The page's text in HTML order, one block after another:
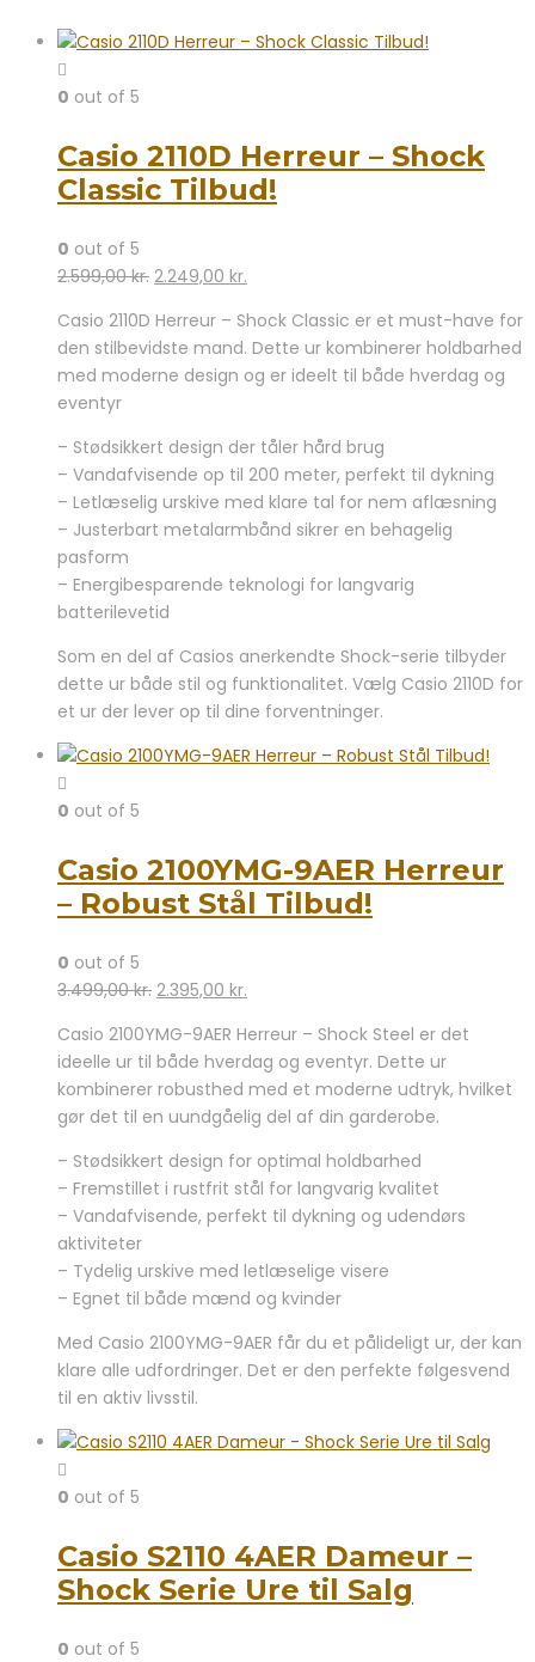
0 out of 5
Casio 2110D Herreur – Shock
Classic Tilbud!
0 out of 5
2.599,00kr. Den
pris
var:
2.599,00 kr..
2.249,00 kr.
pris
er:
2.249,00 kr..
Casio 2110D Herreur – Shock Classic er et must-have for
den stilbevidste mand. Dette ur kombinerer holdbarhed
med moderne design og er ideelt til både hverdag og
eventyr
– Stødsikkert design der tåler hård brug
– Vandafvisende op til 200 meter, perfekt til dykning
– Letlæselig urskive med klare tal for nem aflæsning
– Justerbart metalarmbånd sikrer en behagelig
pasform
– Energibesparende teknologi for langvarig
batterilevetid
Som en del af Casios anerkendte Shock-serie tilbyder
dette ur både stil og funktionalitet. Vælg Casio 2110D for
et ur der lever op til dine forventninger.
0 out of 5
Casio 2100YMG-9AER Herreur
– Robust Stål Tilbud!
0 out of 5
3.499,00kr. Den
pris
var:
3.499,00 kr..
2.395,00 kr.
pris
er:
2.395,00 kr..
Casio 2100YMG-9AER Herreur – Shock Steel er det
ideelle ur til både hverdag og eventyr. Dette ur
kombinerer robusthed med et moderne udtryk, hvilket
gør det til en uundgåelig del af din garderobe.
– Stødsikkert design for optimal holdbarhed
– Fremstillet i rustfrit stål for langvarig kvalitet
– Vandafvisende, perfekt til dykning og udendørs
aktiviteter
– Tydelig urskive med letlæselige visere
– Egnet til både mænd og kvinder
Med Casio 2100YMG-9AER får du et pålideligt ur, der kan
klare alle udfordringer. Det er den perfekte følgesvend
til en aktiv livsstil.
0 out of 5
Casio S2110 4AER Dameur –
Shock Serie Ure til Salg
0 out of 5